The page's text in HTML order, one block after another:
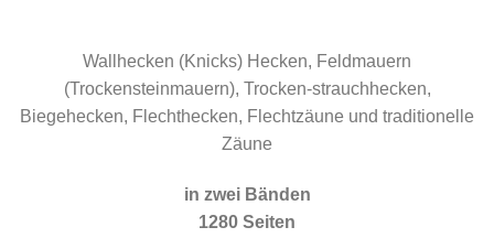
Wallhecken (Knicks) Hecken, Feldmauern
(Trockensteinmauern), Trocken-strauchhecken,
Biegehecken, Flechthecken, Flechtzäune und traditionelle
Zäune
in zwei Bänden
1280 Seiten